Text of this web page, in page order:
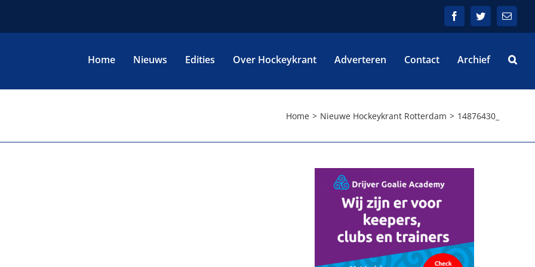
FacebookTwitterE-
mail
Home Nieuws Edities Over Hockeykrant Adverteren Contact Archief
Home Nieuwe Hockeykrant Rotterdam 14876430_